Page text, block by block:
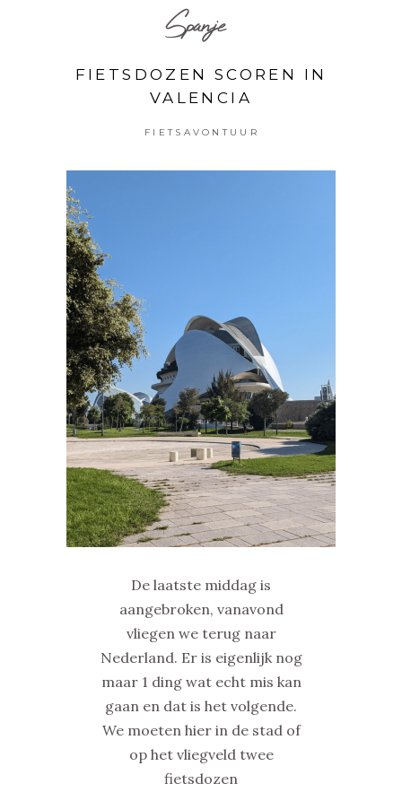
Spanje
FIETSDOZEN SCOREN IN
VALENCIA
FIETSAVONTUUR
De laatste middag is
aangebroken, vanavond
vliegen we terug naar
Nederland. Er is eigenlijk nog
maar 1 ding wat echt mis kan
gaan en dat is het volgende.
We moeten hier in de stad of
op het vliegveld twee
fietsdozen